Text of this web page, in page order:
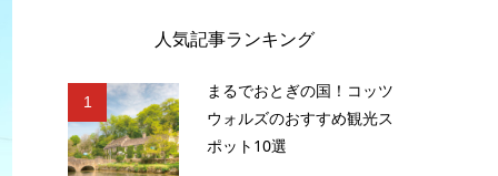
人気記事ランキング
1
まるでおとぎの国！コッツ
ウォルズのおすすめ観光ス
ポット10選